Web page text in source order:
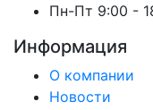
Пн-Пт 9:00 -
Информация
О компании
Новости